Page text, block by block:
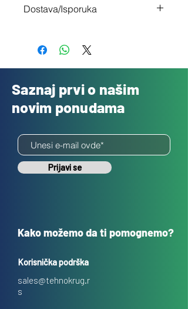
nisi zadovoljan
Dostava/Isporuka
Saznaj prvi o našim
novim ponudama
Prijavi se
Kako možemo da ti pomognemo?
Korisnička podrška
sales@tehnokrug.r
s